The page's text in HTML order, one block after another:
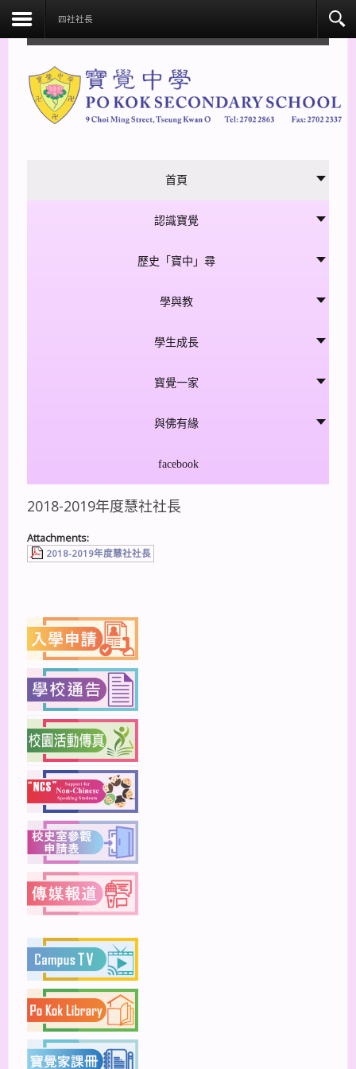
四社社長
首頁
認識寶覺
歷史「寶中」尋
學與教
學生成長
寳覺一家
與佛有緣
facebook
2018-2019年度慧社社長
Attachments:
2018-2019年度慧社社長